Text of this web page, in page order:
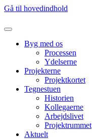
Gå til hovedindhold
Byg med os
Processen
Ydelserne
Projekterne
Projektkortet
Tegnestuen
Historien
Kollegaerne
Arbejdslivet
Projektrummet
Aktuelt